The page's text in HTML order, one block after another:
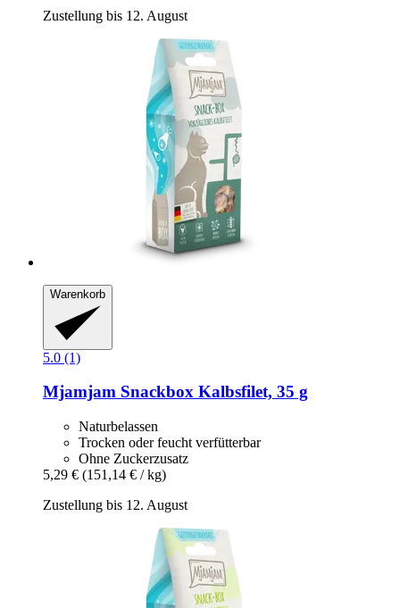
Zustellung bis 12. August
Warenkorb
5.0 (1)
Mjamjam Snackbox Kalbsfilet, 35 g
Naturbelassen
Trocken oder feucht verfütterbar
Ohne Zuckerzusatz
5,29 € (151,14 € / kg)
Zustellung bis 12. August